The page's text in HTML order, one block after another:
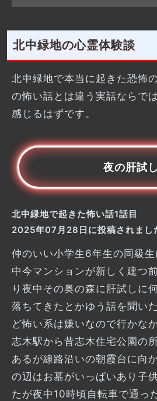
北中緑地の心霊体験談
北中緑地で本当に起きた恐怖
の怖い話とは違う実話ならで
感じるはずです。
夜の肝試し
北中緑地で起きた怖い話1話目
2025年07月28日に投稿されまし
仲のいい小学生6年生の同級
中今マンションが新しく建つ
り夜中その奥の森に肝試しに
落ちてきたとかゆう話を聞い
ど怖い系は嫌いなので行かな
志木駅から昔志木住宅公園の
あるが線路沿いの朝霞台に向
の辺はお墓がいっぱいあり子
たが夜中10時頃自転車で通っ